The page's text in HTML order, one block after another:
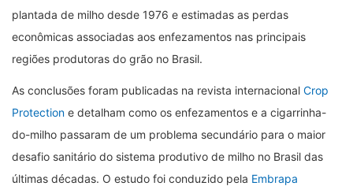
plantada de milho desde 1976 e estimadas as perdas
econômicas associadas aos enfezamentos nas principais
regiões produtoras do grão no Brasil.
As conclusões foram publicadas na revista internacional Crop
Protection e detalham como os enfezamentos e a cigarrinha-
do-milho passaram de um problema secundário para o maior
desafio sanitário do sistema produtivo de milho no Brasil das
últimas décadas. O estudo foi conduzido pela Embrapa